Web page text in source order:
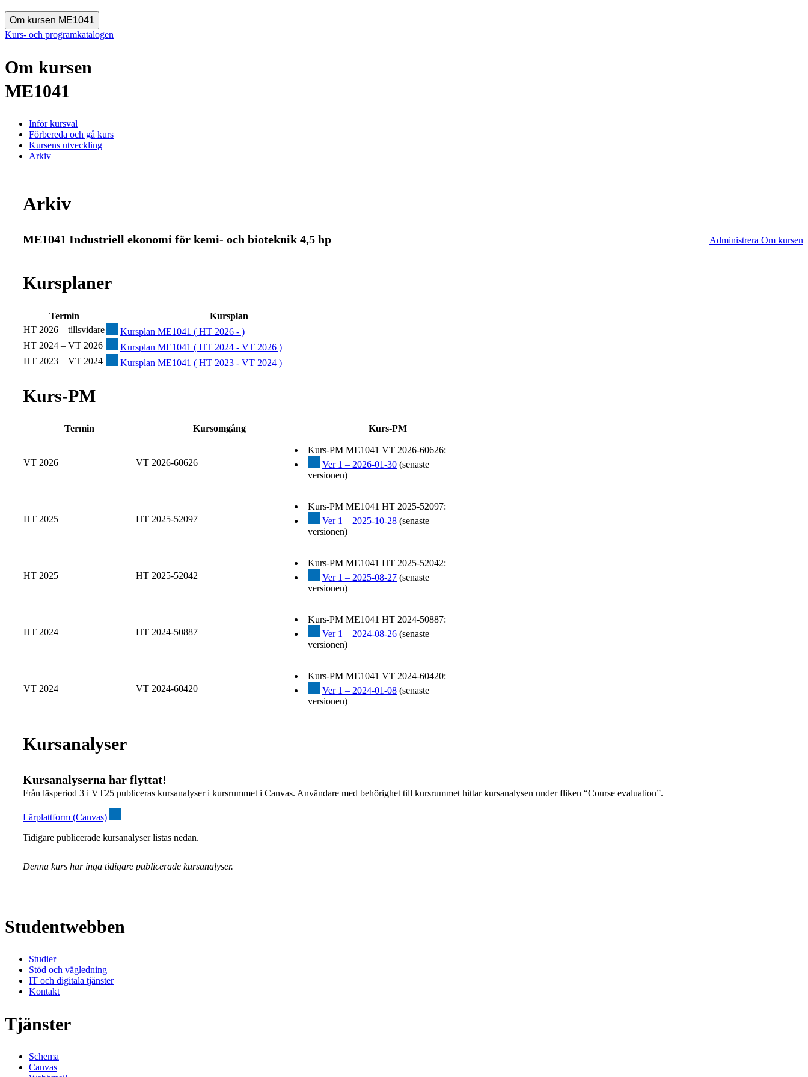
Om kursen ME1041
Kurs- och programkatalogen
Om kursen
ME1041
Inför kursval
Förbereda och gå kurs
Kursens utveckling
Arkiv
Arkiv
ME1041 Industriell ekonomi för kemi- och bioteknik 4,5 hp Administrera Om kursen
Kursplaner
Termin
Kursplan
HT 2026 – tillsvidare
Kursplan ME1041 ( HT 2026 - )
HT 2024 – VT 2026
Kursplan ME1041 ( HT 2024 - VT 2026 )
HT 2023 – VT 2024
Kursplan ME1041 ( HT 2023 - VT 2024 )
Kurs-PM
Termin Kursomgång Kurs-PM
VT 2026 VT 2026-60626
Kurs-PM ME1041 VT 2026-60626:
Ver 1 – 2026-01-30 (senaste
versionen)
HT 2025 HT 2025-52097
Kurs-PM ME1041 HT 2025-52097:
Ver 1 – 2025-10-28 (senaste
versionen)
HT 2025 HT 2025-52042
Kurs-PM ME1041 HT 2025-52042:
Ver 1 – 2025-08-27 (senaste
versionen)
HT 2024 HT 2024-50887
Kurs-PM ME1041 HT 2024-50887:
Ver 1 – 2024-08-26 (senaste
versionen)
VT 2024 VT 2024-60420
Kurs-PM ME1041 VT 2024-60420:
Ver 1 – 2024-01-08 (senaste
versionen)
Kursanalyser
Kursanalyserna har flyttat!
Från läsperiod 3 i VT25 publiceras kursanalyser i kursrummet i Canvas. Användare med behörighet till kursrummet hittar kursanalysen under fliken “Course evaluation”.
Lärplattform (Canvas)
Tidigare publicerade kursanalyser listas nedan.
Denna kurs har inga tidigare publicerade kursanalyser.
Studentwebben
Studier
Stöd och vägledning
IT och digitala tjänster
Kontakt
Tjänster
Schema
Canvas